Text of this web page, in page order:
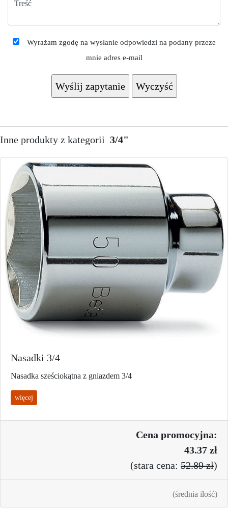
Wyrażam zgodę na wysłanie odpowiedzi na podany przeze
mnie adres e-mail
Inne produkty z kategorii 3/4"
Nasadki 3/4
Nasadka sześciokątna z gniazdem 3/4
więcej
Cena promocyjna:
43.37 zł
(stara cena: 52.89 zł)
(średnia ilość)